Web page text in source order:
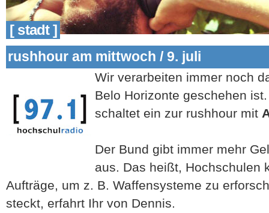
[ stadt ]
rushhour am mittwoch / 9. juli
Wir verarbeiten immer noch
Belo Horizonte geschehen
schaltet ein zur rushhour mit
Der Bund gibt immer mehr
aus. Das heißt, Hochschulen
Aufträge, um z. B. Waffensysteme zu
steckt, erfahrt Ihr von Dennis.